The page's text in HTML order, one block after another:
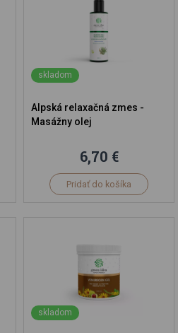
skladom
Alpská relaxačná zmes -
Masážny olej
6,70 €
Pridať do košíka
skladom